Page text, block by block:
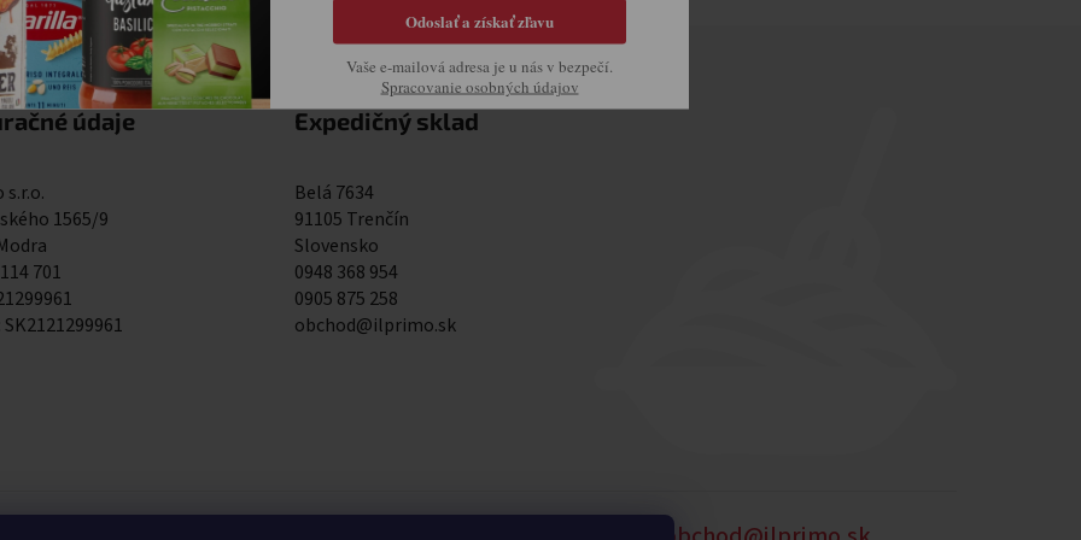
údaje
1565/9
701
SK2121299961
Expedičný sklad
Belá 7634
91105 Trenčín
Slovensko
0948 368 954
0905 875 258
obchod@ilprimo.sk
Odoslať a získať zľavu
Vaše e-mailová adresa je u nás v bezpečí.
Spracovanie osobných údajov